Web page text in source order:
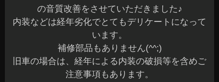
の音質改善をさせていただきました♪
内装などは経年劣化でとてもデリケートになって
います。
補修部品もありません(^^;)
旧車の場合は、経年による内装の破損等を含めご
注意事項もあります。